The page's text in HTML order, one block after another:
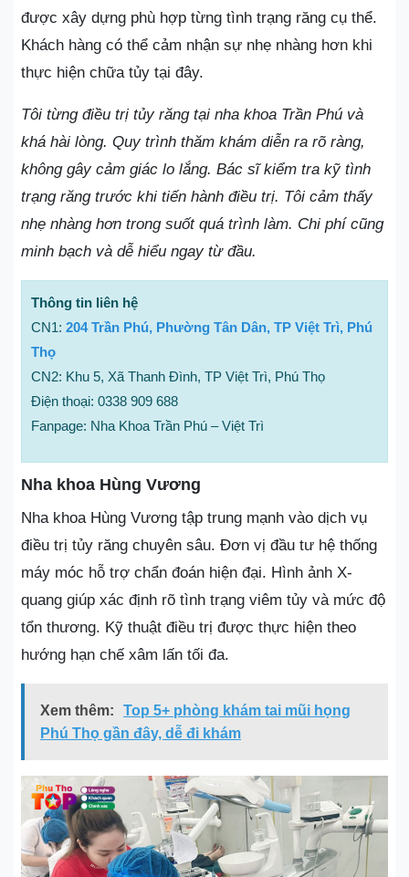
được xây dựng phù hợp từng tình trạng răng cụ thể.
Khách hàng có thể cảm nhận sự nhẹ nhàng hơn khi
thực hiện chữa tủy tại đây.
Tôi từng điều trị tủy răng tại nha khoa Trần Phú và
khá hài lòng. Quy trình thăm khám diễn ra rõ ràng,
không gây cảm giác lo lắng. Bác sĩ kiểm tra kỹ tình
trạng răng trước khi tiến hành điều trị. Tôi cảm thấy
nhẹ nhàng hơn trong suốt quá trình làm. Chi phí cũng
minh bạch và dễ hiểu ngay từ đầu.
Thông tin liên hệ
CN1: 204 Trần Phú, Phường Tân Dân, TP Việt Trì, Phú
Thọ
CN2: Khu 5, Xã Thanh Đình, TP Việt Trì, Phú Thọ
Điện thoại: 0338 909 688
Fanpage: Nha Khoa Trần Phú – Việt Trì
Nha khoa Hùng Vương
Nha khoa Hùng Vương tập trung mạnh vào dịch vụ
điều trị tủy răng chuyên sâu. Đơn vị đầu tư hệ thống
máy móc hỗ trợ chẩn đoán hiện đại. Hình ảnh X-
quang giúp xác định rõ tình trạng viêm tủy và mức độ
tổn thương. Kỹ thuật điều trị được thực hiện theo
hướng hạn chế xâm lấn tối đa.
Xem thêm:
Top 5+ phòng khám tai mũi họng
Phú Thọ gần đây, dễ đi khám